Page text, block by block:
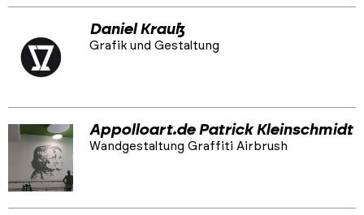
Daniel Krauß
Grafik und Gestaltung
Appolloart.de Patrick Kleinschmidt
Wandgestaltung Graffiti Airbrush